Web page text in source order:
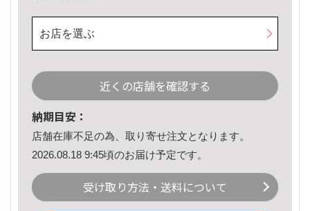
お店を選ぶ
近くの店舗を確認する
納期目安：
店舗在庫不足の為、取り寄せ注文となります。
2026.08.18 9:45頃のお届け予定です。
受け取り方法・送料について